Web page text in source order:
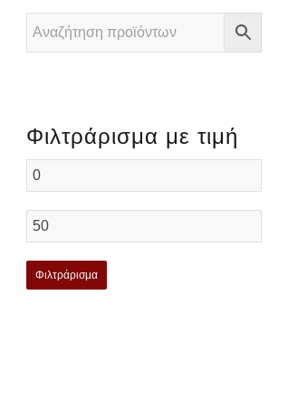
Φιλτράρισμα με τιμή
Φιλτράρισμα